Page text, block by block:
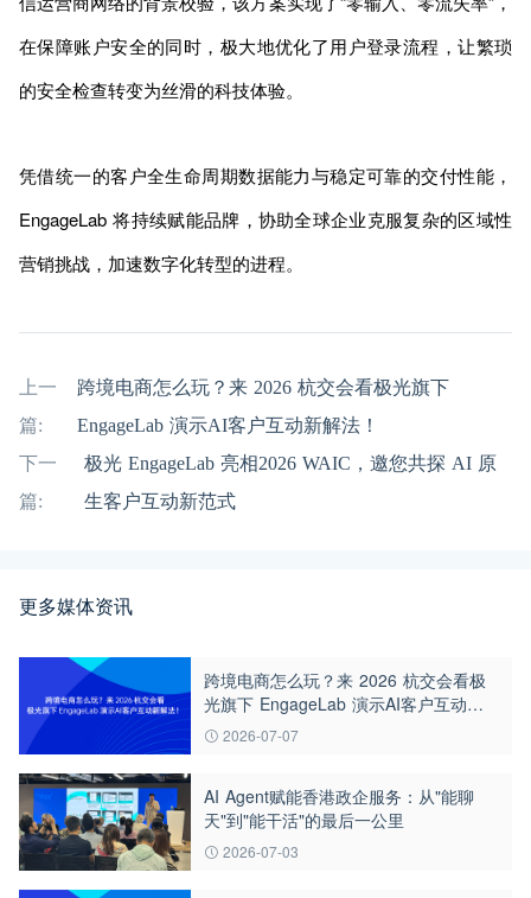
在保障账户安全的同时，极大地优化了用户登录流程，让繁琐
的安全检查转变为丝滑的科技体验。
凭借统一的客户全生命周期数据能力与稳定可靠的交付性能，
EngageLab 将持续赋能品牌，协助全球企业克服复杂的区域性
营销挑战，加速数字化转型的进程。
上一
篇:
跨境电商怎么玩？来 2026 杭交会看极光旗下
EngageLab 演示AI客户互动新解法！
下一
篇:
极光 EngageLab 亮相2026 WAIC，邀您共探 AI 原
生客户互动新范式
更多媒体资讯
跨境电商怎么玩？来 2026 杭交会看极
光旗下 EngageLab 演示AI客户互动新
解法！
2026-07-07
AI Agent赋能香港政企服务：从"能聊
天"到"能干活"的最后一公里
2026-07-03